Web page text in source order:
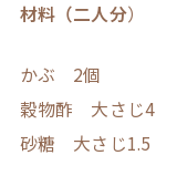
材料（二人分）
かぶ 2個
穀物酢 大さじ4
砂糖 大さじ1.5